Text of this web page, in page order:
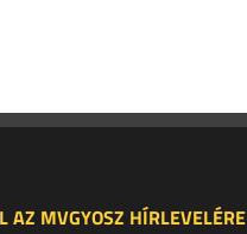
AZ MVGYOSZ HÍRLEVELÉRE